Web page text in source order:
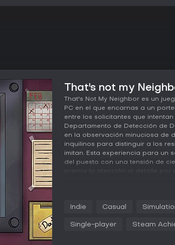
That's not my
That's Not My Neighbor es un
PC en el que encarnas a un
entre los solicitantes que
Departamento de Detección de
en la observación minuciosa de
inquilinos para distinguir a los
imitan. Esta experiencia para un
del puesto con una tensión de
premia la atención al detalle por
recepción. Cada visitante
jugadores comparan fotos,
Indie Casual
Single-player Steam